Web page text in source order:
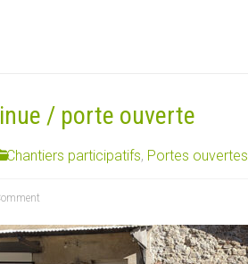
/ porte ouverte
Chantiers participatifs, Portes ouvertes